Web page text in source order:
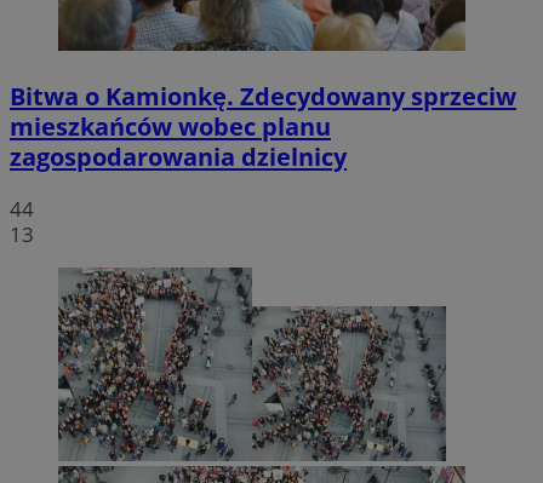
Bitwa o Kamionkę. Zdecydowany sprzeciw
mieszkańców wobec planu
zagospodarowania dzielnicy
44
13